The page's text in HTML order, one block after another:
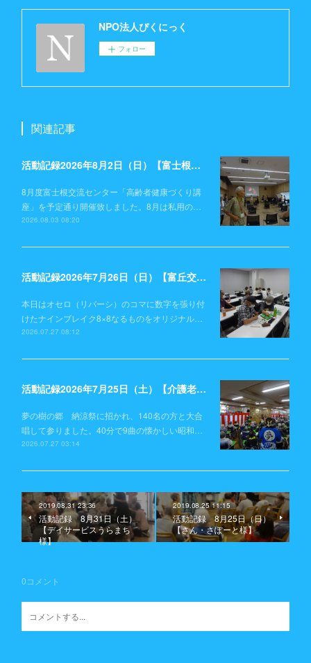
NPO法人ぴくにっく
フォロー
関連記事
活動記録2026年8月2日（日）【富士根交流センター】
8月度富士根交流センター「高齢者健康づくり講
座」を予定通り開催致しました。8月は私用の…
2026.08.03 08:20
活動記録2026年7月26日（日）【富丘交流センター】
本日はオセロ（リバーシ）のコマに数字を張り付
けたナインブレイク8×8なるものをオリジナル…
2026.07.27 08:12
活動記録2026年7月25日（土）【介護老人保健施設 夢の樹の郷】
夢の樹の郷 納涼祭に招かれ、140名の方と大合
唱して参りました。40分で9曲の懐かしい昭和…
2026.07.27 03:14
2019.08.31 23:36
活動記録 8月31日（土）
【デイサービスうらまち
様】
2019.08.25 11:15
活動記録 8月25日（日）
【さん・さぽーと様】
0コメント